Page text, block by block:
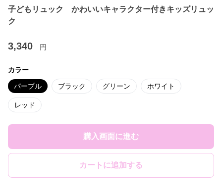
子どもリュック かわいいキャラクター付きキッズリュッ
ク
3,340 円
カラー
パープル ブラック グリーン ホワイト
レッド
購入画面に進む
カートに追加する